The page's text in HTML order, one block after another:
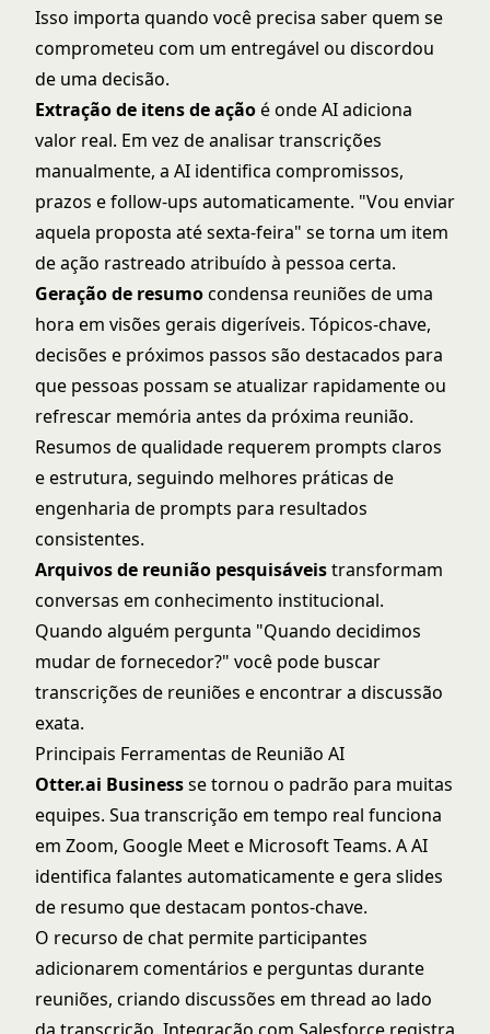
Isso importa quando você precisa saber quem se
comprometeu com um entregável ou discordou
de uma decisão.
Extração de itens de açãoé onde AI adiciona
valor real. Em vez de analisar transcrições
manualmente, a AI identifica compromissos,
prazos e follow-ups automaticamente. "Vou enviar
aquela proposta até sexta-feira" se torna um item
de ação rastreado atribuído à pessoa certa.
Geração de resumocondensa reuniões de uma
hora em visões gerais digeríveis. Tópicos-chave,
decisões e próximos passos são destacados para
que pessoas possam se atualizar rapidamente ou
refrescar memória antes da próxima reunião.
Resumos de qualidade requerem prompts claros
e estrutura, seguindo melhores práticas de
engenharia de prompts para resultados
consistentes.
Arquivos de reunião pesquisáveistransformam
conversas em conhecimento institucional.
Quando alguém pergunta "Quando decidimos
mudar de fornecedor?" você pode buscar
transcrições de reuniões e encontrar a discussão
exata.
Principais Ferramentas de Reunião AI
Otter.ai Businessse tornou o padrão para muitas
equipes. Sua transcrição em tempo real funciona
em Zoom, Google Meet e Microsoft Teams. A AI
identifica falantes automaticamente e gera slides
de resumo que destacam pontos-chave.
O recurso de chat permite participantes
adicionarem comentários e perguntas durante
reuniões, criando discussões em thread ao lado